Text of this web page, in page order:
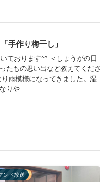
手作り梅干し」
ております^^ ＜しょうがの日
たもの思い出など教えてくださ
雨模様になってきました。湿
りや...
ンド放送